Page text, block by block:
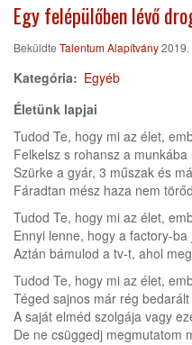
Egy felépülőben lévő
Beküldte Talentum Alapítvány2019.
Kategória
Egyéb
Életünk lapjai
Tudod Te, hogy mi az élet,
Felkelsz s rohansz a munkába
Szürke a gyár, 3 műszak és
Fáradtan mész haza nem
Tudod Te, hogy mi az élet,
Ennyi lenne, hogy a factory-ba
Aztán bámulod a tv-t, ahol
Tudod Te, hogy mi az élet,
Téged sajnos már rég
A saját elméd szolgája vagy
De ne csüggedj megmutatom